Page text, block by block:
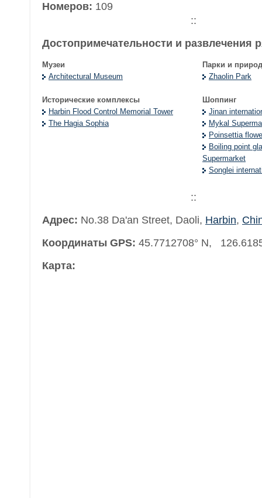
Номеров: 109
::
Достопримечательности и развлечения
Музеи
Architectural Museum
Исторические комплексы
Harbin Flood Control Memorial Tower
The Hagia Sophia
Парки и
Zhaolin Park
Шоппинг
Jinan
Mykal
Poinsettia
Boiling point
Supermarket
Songlei
::
Адрес: No.38 Da'an Street, Daoli, Harbin,
Координаты GPS: 45.7712708° N,
Карта: